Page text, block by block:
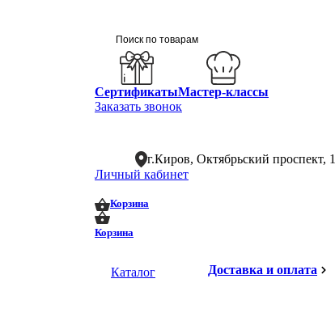
СертификатыМастер-классы
Заказать звонок
г.Киров, Октябрьский проспект,
Личный кабинет
Корзина
Корзина
Каталог Доставка и оплата